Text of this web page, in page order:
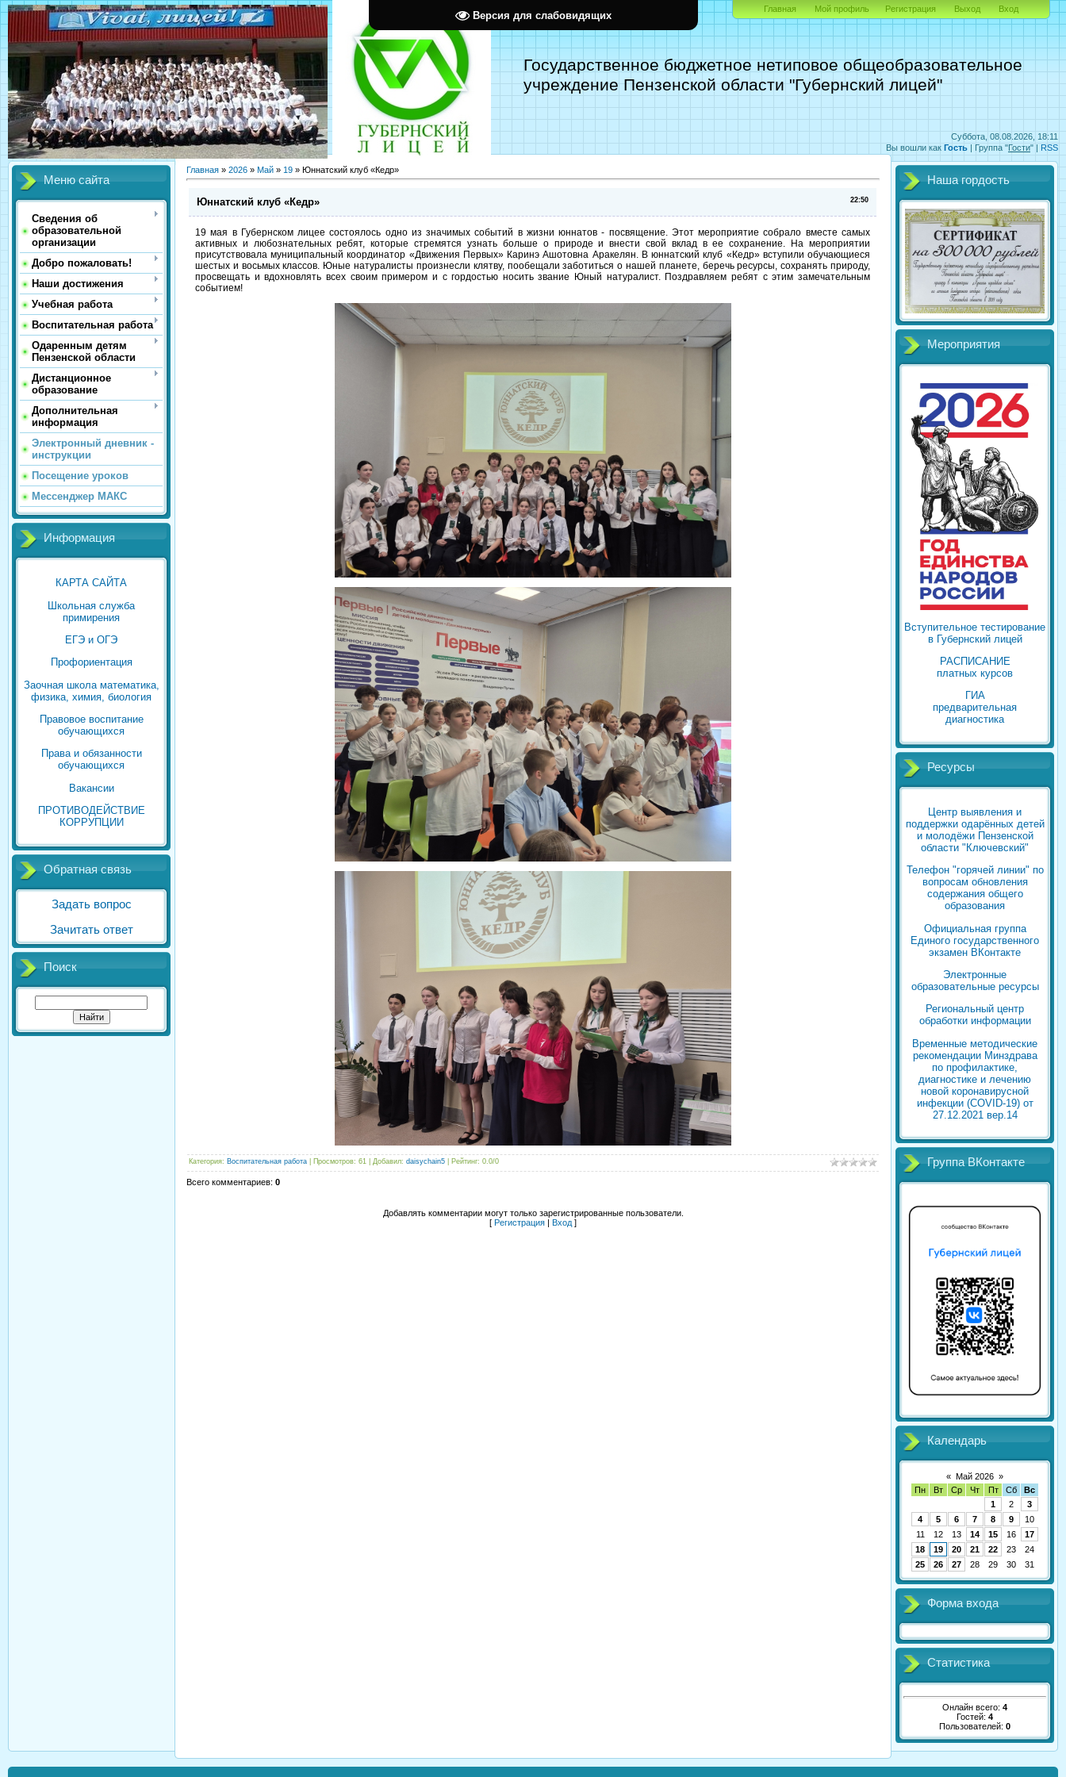
Версия для слабовидящих
Суббота, 08.08.2026, 18:11
Вы вошли как Гость | Группа "Гости" | RSS
Государственное бюджетное нетиповое общеобразовательное
учреждение Пензенской области "Губернский лицей"
Главная Мой профиль Регистрация Выход Вход
Меню сайта
Сведения об
образовательной
организации
Добро пожаловать!
Наши достижения
Учебная работа
Воспитательная работа
Одаренным детям
Пензенской области
Дистанционное
образование
Дополнительная
информация
Электронный дневник -
инструкции
Посещение уроков
Мессенджер МАКС
Информация
КАРТА САЙТА
Школьная служба
примирения
ЕГЭ и ОГЭ
Профориентация
Заочная школа математика,
физика, химия, биология
Правовое воспитание
обучающихся
Права и обязанности
обучающихся
Вакансии
ПРОТИВОДЕЙСТВИЕ
КОРРУПЦИИ
Обратная связь
Задать вопрос
Зачитать ответ
Поиск
Главная » 2026 » Май » 19 » Юннатский клуб «Кедр»
22:50
Юннатский клуб «Кедр»
19 мая в Губернском лицее состоялось одно из значимых событий в жизни юннатов - посвящение. Этот мероприятие собрало вместе самых
активных и любознательных ребят, которые стремятся узнать больше о природе и внести свой вклад в ее сохранение. На мероприятии
присутствовала муниципальный координатор «Движения Первых» Каринэ Ашотовна Аракелян. В юннатский клуб «Кедр» вступили обучающиеся
шестых и восьмых классов. Юные натуралисты произнесли клятву, пообещали заботиться о нашей планете, беречь ресурсы, сохранять природу,
просвещать и вдохновлять всех своим примером и с гордостью носить звание Юный натуралист. Поздравляем ребят с этим замечательным
событием!
Категория: Воспитательная работа Просмотров: 61 | Добавил: daisychain5 Рейтинг: 0.0/0
Всего комментариев: 0
Добавлять комментарии могут только зарегистрированные пользователи.
[ Регистрация | Вход ]
Наша гордость
Мероприятия
Вступительное тестирование
в Губернский лицей
РАСПИСАНИЕ
платных курсов
ГИА
предварительная
диагностика
Ресурсы
Центр выявления и
поддержки одарённых детей
и молодёжи Пензенской
области "Ключевский"
Телефон "горячей линии" по
вопросам обновления
содержания общего
образования
Официальная группа
Единого государственного
экзамен ВКонтакте
Электронные
образовательные ресурсы
Региональный центр
обработки информации
Временные методические
рекомендации Минздрава
по профилактике,
диагностике и лечению
новой коронавирусной
инфекции (COVID-19) от
27.12.2021 вер.14
Группа ВКонтакте
Календарь
« Май 2026 »
Пн
Вт Ср Чт Пт Сб
Вс
1
2
3
4
5 6 7 8 9
10
11
12 13 14 15 16
17
18
19 20 21 22 23
24
25
26 27 28 29 30 31
Форма входа
Статистика
Онлайн всего: 4
Гостей: 4
Пользователей: 0